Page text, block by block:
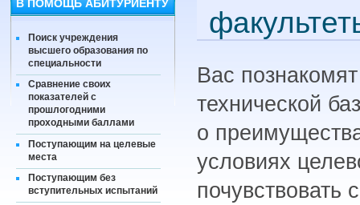
В ПОМОЩЬ АБИТУРИЕНТУ
Поиск учреждения
высшего образования по
специальности
Сравнение своих
показателей с
прошлогодними
проходными баллами
Поступающим на целевые
места
Поступающим без
вступительных испытаний
Вас
технической
о
условиях